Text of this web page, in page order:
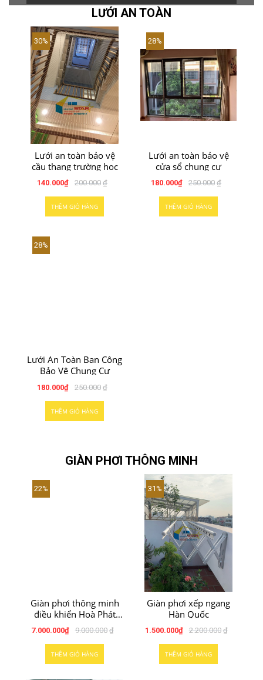
LƯỚI AN TOÀN
Lưới an toàn bảo vệ
cầu thang trường học
140.000 ₫ 200.000 ₫
THÊM GIỎ HÀNG
Lưới an toàn bảo vệ
cửa sổ chung cư
180.000 ₫ 250.000 ₫
THÊM GIỎ HÀNG
28%
Lưới An Toàn Ban Công
Bảo Vệ Chung Cư
₫ ₫
THÊM GIỎ HÀNG
GIÀN PHƠI THÔNG MINH
Giàn phơi thông minh
điều khiển Hoà Phát
GLP 750
7.000.000 ₫ 9.000.000 ₫
THÊM GIỎ HÀNG
Giàn phơi xếp ngang
Hàn Quốc
1.500.000 ₫ 2.200.000 ₫
THÊM GIỎ HÀNG